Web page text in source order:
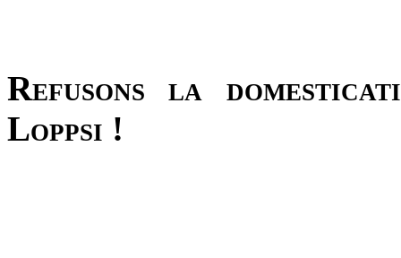
Refusons la
Loppsi !